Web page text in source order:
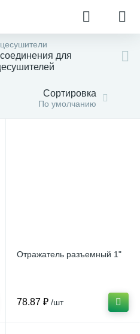
для
Сортировка
По умолчанию
Отражатель разъемный 1"
78.87 ₽ /шт